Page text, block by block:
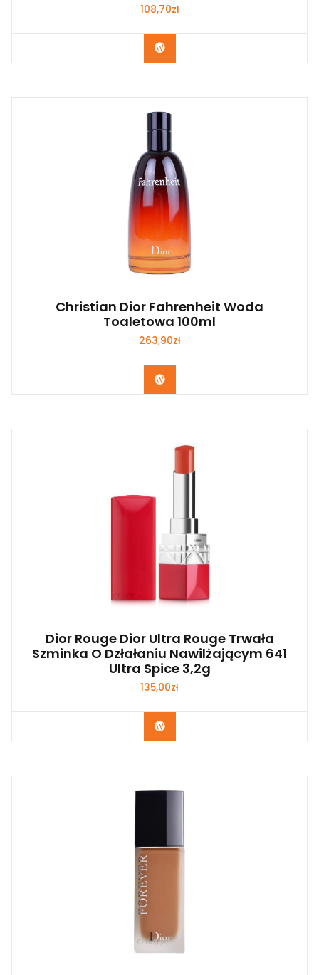
108,70zł
Zobacz
Christian Dior Fahrenheit Woda
Toaletowa 100ml
263,90zł
Zobacz
Dior Rouge Dior Ultra Rouge Trwała
Szminka O Dzłałaniu Nawilżającym 641
Ultra Spice 3,2g
135,00zł
Zobacz